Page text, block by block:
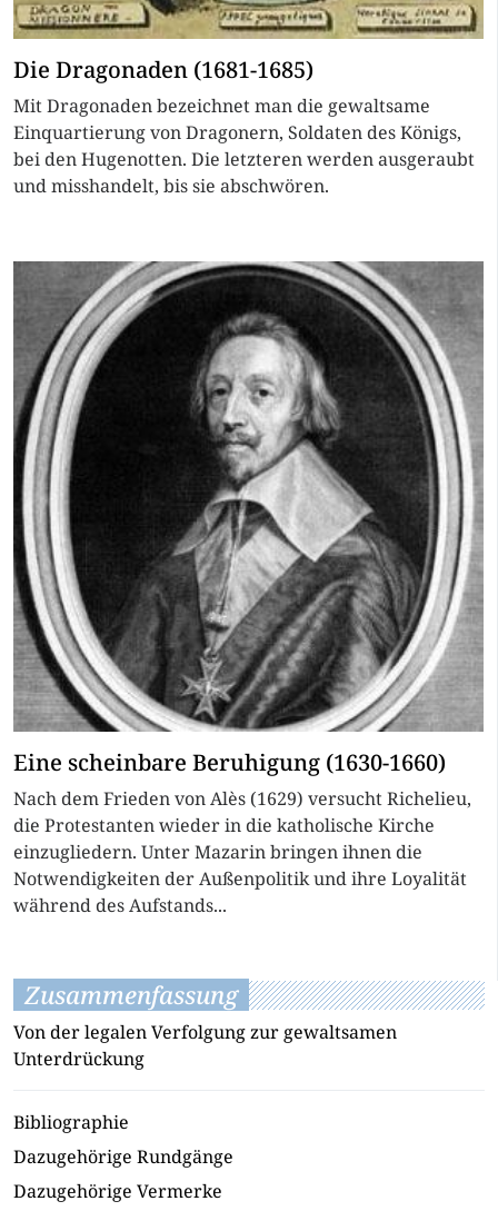
Die Dragonaden (1681-1685)
Mit Dragonaden bezeichnet man die gewaltsame
Einquartierung von Dragonern, Soldaten des Königs,
bei den Hugenotten. Die letzteren werden ausgeraubt
und misshandelt, bis sie abschwören.
Eine scheinbare Beruhigung (1630-1660)
Nach dem Frieden von Alès (1629) versucht Richelieu,
die Protestanten wieder in die katholische Kirche
einzugliedern. Unter Mazarin bringen ihnen die
Notwendigkeiten der Außenpolitik und ihre Loyalität
während des Aufstands...
Zusammenfassung
Von der legalen Verfolgung zur gewaltsamen
Unterdrückung
Bibliographie
Dazugehörige Rundgänge
Dazugehörige Vermerke